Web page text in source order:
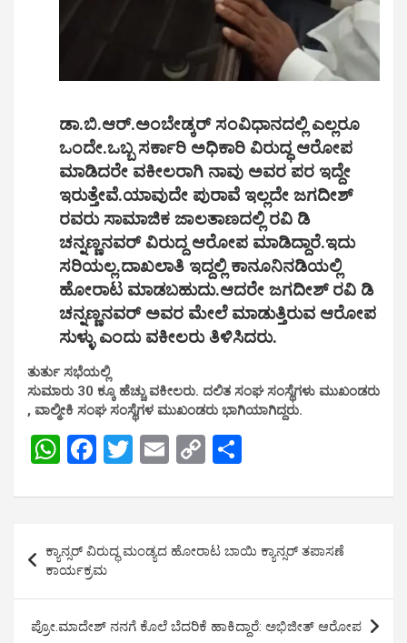
ಡಾ.ಬಿ.ಆರ್.ಅಂಬೇಡ್ಕರ್ ಸಂವಿಧಾನದಲ್ಲಿ ಎಲ್ಲರೂ
ಒಂದೇ.ಒಬ್ಬ ಸರ್ಕಾರಿ ಅಧಿಕಾರಿ ವಿರುದ್ಧ ಆರೋಪ
ಮಾಡಿದರೇ ವಕೀಲರಾಗಿ ನಾವು ಅವರ ಪರ ಇದ್ದೇ
ಇರುತ್ತೇವೆ.ಯಾವುದೇ ಪುರಾವೆ ಇಲ್ಲದೇ ಜಗದೀಶ್
ರವರು ಸಾಮಾಜಿಕ ಜಾಲತಾಣದಲ್ಲಿ ರವಿ ಡಿ
ಚನ್ನಣ್ಣನವರ್ ವಿರುದ್ದ ಆರೋಪ ಮಾಡಿದ್ದಾರೆ.ಇದು
ಸರಿಯಲ್ಲ.ದಾಖಲಾತಿ ಇದ್ದಲ್ಲಿ ಕಾನೂನಿನಡಿಯಲ್ಲಿ
ಹೋರಾಟ ಮಾಡಬಹುದು.ಆದರೇ ಜಗದೀಶ್ ರವಿ ಡಿ
ಚನ್ನಣ್ಣನವರ್ ಅವರ ಮೇಲೆ ಮಾಡುತ್ತಿರುವ ಆರೋಪ
ಸುಳ್ಳು ಎಂದು ವಕೀಲರು ತಿಳಿಸಿದರು.
ತುರ್ತು ಸಭೆಯಲ್ಲಿ
ಸುಮಾರು 30 ಕ್ಕೂ ಹೆಚ್ಚು ವಕೀಲರು. ದಲಿತ ಸಂಘ ಸಂಸ್ಥೆಗಳು ಮುಖಂಡರು
, ವಾಲ್ಮೀಕಿ ಸಂಘ ಸಂಸ್ಥೆಗಳ ಮುಖಂಡರು ಭಾಗಿಯಾಗಿದ್ದರು.
W
at
s
A
p
p
F
ce
b
o
o
k
T
tt
er
E
ail
C
py
Li
n
k
ar
e
navigation
ಕ್ಯಾನ್ಸರ್ ವಿರುದ್ಧ ಮಂಡ್ಯದ ಹೋರಾಟ ಬಾಯಿ ಕ್ಯಾನ್ಸರ್ ತಪಾಸಣೆ
ಕಾರ್ಯಕ್ರಮ
ಪ್ರೋ.ಮಾದೇಶ್ ನನಗೆ ಕೊಲೆ ಬೆದರಿಕೆ ಹಾಕಿದ್ದಾರೆ: ಅಭಿಜೀತ್ ಆರೋಪ